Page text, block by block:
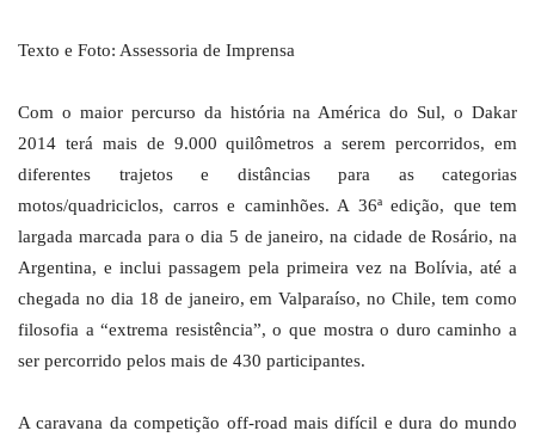
Texto e Foto: Assessoria de Imprensa
Com o maior percurso da história na América do Sul, o Dakar
2014 terá mais de 9.000 quilômetros a serem percorridos, em
diferentes trajetos e distâncias para as categorias
motos/quadriciclos, carros e caminhões. A 36ª edição, que tem
largada marcada para o dia 5 de janeiro, na cidade de Rosário, na
Argentina, e inclui passagem pela primeira vez na Bolívia, até a
chegada no dia 18 de janeiro, em Valparaíso, no Chile, tem como
filosofia a “extrema resistência”, o que mostra o duro caminho a
ser percorrido pelos mais de 430 participantes.
A caravana da competição off-road mais difícil e dura do mundo